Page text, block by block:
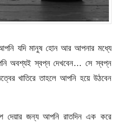
যদি মানুষ হোন আর আপনার মধ্যে
অবশ্যই স্বপ্ন দেখবেন… সে স্বপ্ন
খাতিরে তাহলে আপনি হয়ে উঠবেন
দেয়ার জন্য আপনি রাতদিন এক করে